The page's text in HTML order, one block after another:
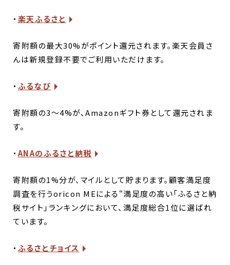
・ 楽天ふるさと
寄附額の最大30%がポイント還元されます。楽天会員さ
んは新規登録不要でご利用いただけます。
・ ふるなび
寄附額の3～4%が、Amazonギフト券として還元されま
す。
・ ANAのふるさと納税
寄附額の1%分が、マイルとして貯まります。顧客満足度
調査を行うoricon MEによる“満足度の高い「ふるさと納
税サイト」ランキングにおいて、満足度総合1位に選ばれ
ています。
・ ふるさとチョイス